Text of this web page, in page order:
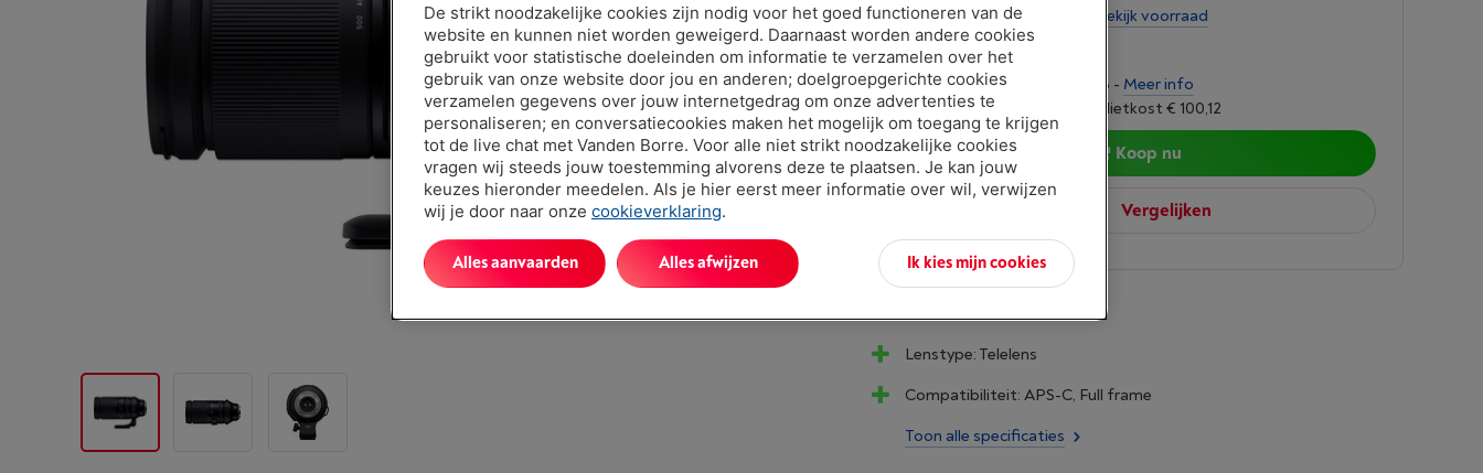
Binnen minstens 3 weken Bekijk voorraad
€ 1.499,00
Of 24 betalingen van € 66,63 - Meer info
Debetrentevoet 6,24%, Kredietkost € 100,12
Koop nu
Vergelijken
Lenstype: Telelens
Compatibiliteit: APS-C, Full frame
Toon alle specificaties
De strikt noodzakelijke cookies zijn nodig voor het goed functioneren van de
website en kunnen niet worden geweigerd. Daarnaast worden andere cookies
gebruikt voor statistische doeleinden om informatie te verzamelen over het
gebruik van onze website door jou en anderen; doelgroepgerichte cookies
verzamelen gegevens over jouw internetgedrag om onze advertenties te
personaliseren; en conversatiecookies maken het mogelijk om toegang te krijgen
tot de live chat met Vanden Borre. Voor alle niet strikt noodzakelijke cookies
vragen wij steeds jouw toestemming alvorens deze te plaatsen. Je kan jouw
keuzes hieronder meedelen. Als je hier eerst meer informatie over wil, verwijzen
wij je door naar onze cookieverklaring.
Ik kies mijn cookies
Alles afwijzen
Alles aanvaarden